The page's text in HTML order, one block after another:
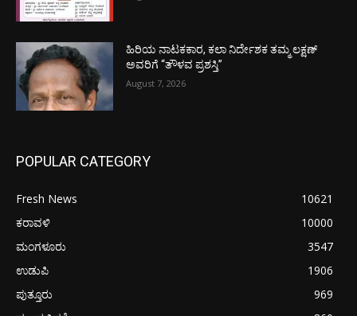
ಹಿರಿಯ ನಾಟಕಕಾರ, ಕಲಾ ನಿರ್ದೇಶಕ ತಮ್ಮ ಲಕ್ಷಣ್
ಅವರಿಗೆ “ತೌಳವ ಪ್ರಶಸ್ತಿ”
August 7, 2026
POPULAR CATEGORY
Fresh News
10621
ಕರಾವಳಿ
10000
ಮಂಗಳೂರು
3547
ಉಡುಪಿ
1906
ಪುತ್ತೂರು
969